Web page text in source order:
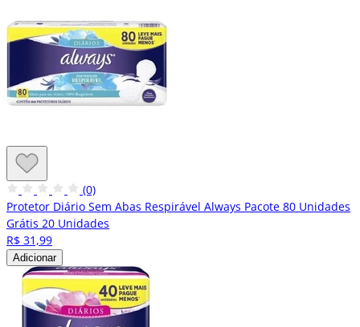
(0)
Protetor Diário Sem Abas Respirável Always Pacote 80 Unidades
Grátis 20 Unidades
R$ 31,99
Adicionar